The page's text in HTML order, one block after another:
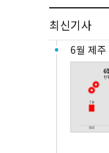
최신기사
6월 제